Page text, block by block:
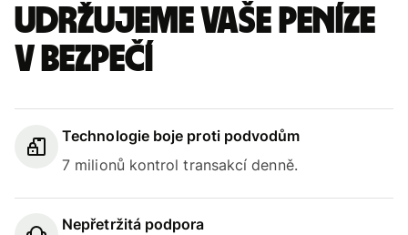
Udržujeme vaše peníze
v bezpečí
Technologie boje proti podvodům
7 milionů kontrol transakcí denně.
Nepřetržitá podpora